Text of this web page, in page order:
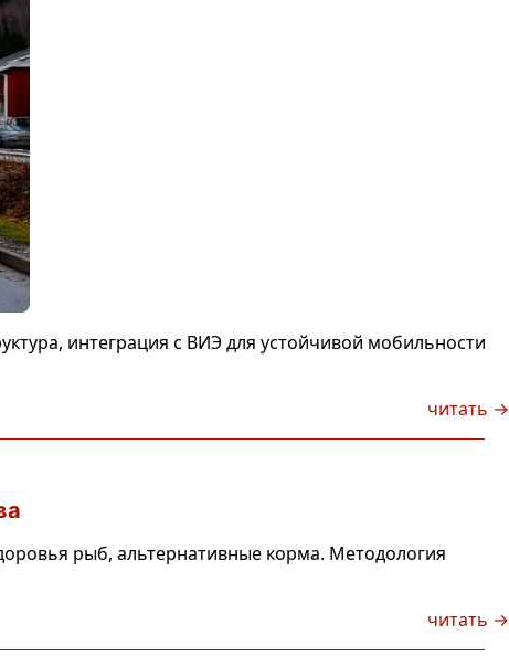
интеграция с ВИЭ для устойчивой мобильности
читать →
рыб, альтернативные корма. Методология
читать →